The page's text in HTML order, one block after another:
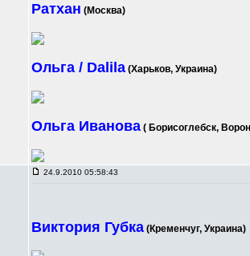
Ратхан (Москва)
Ольга / Dalila (Харьков, Украина)
Ольга Иванова ( Борисоглебск,
24.9.2010 05:58:43
Виктория Губка (Кременчуг, Украина)